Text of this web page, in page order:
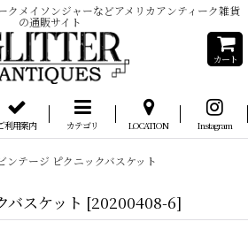
クメイソンジャーなどアメリカアンティーク雑貨
の通販サイト
カート
利用案内 カテゴリ LOCATION Instagram
ンテージ ピクニックバスケット
バスケット [20200408-6]